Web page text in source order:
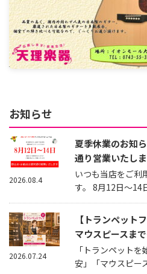
お知らせ
夏季休業のお知
通り営業いたし
いつも当店をご利
す。 8月12日～14
2026.08.4
【トランペット
マウスピースま
「トランペット
安」「マウスピー
2026.07.24